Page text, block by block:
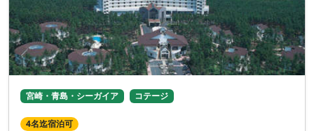
宮崎・青島・シーガイア コテージ
4名迄宿泊可